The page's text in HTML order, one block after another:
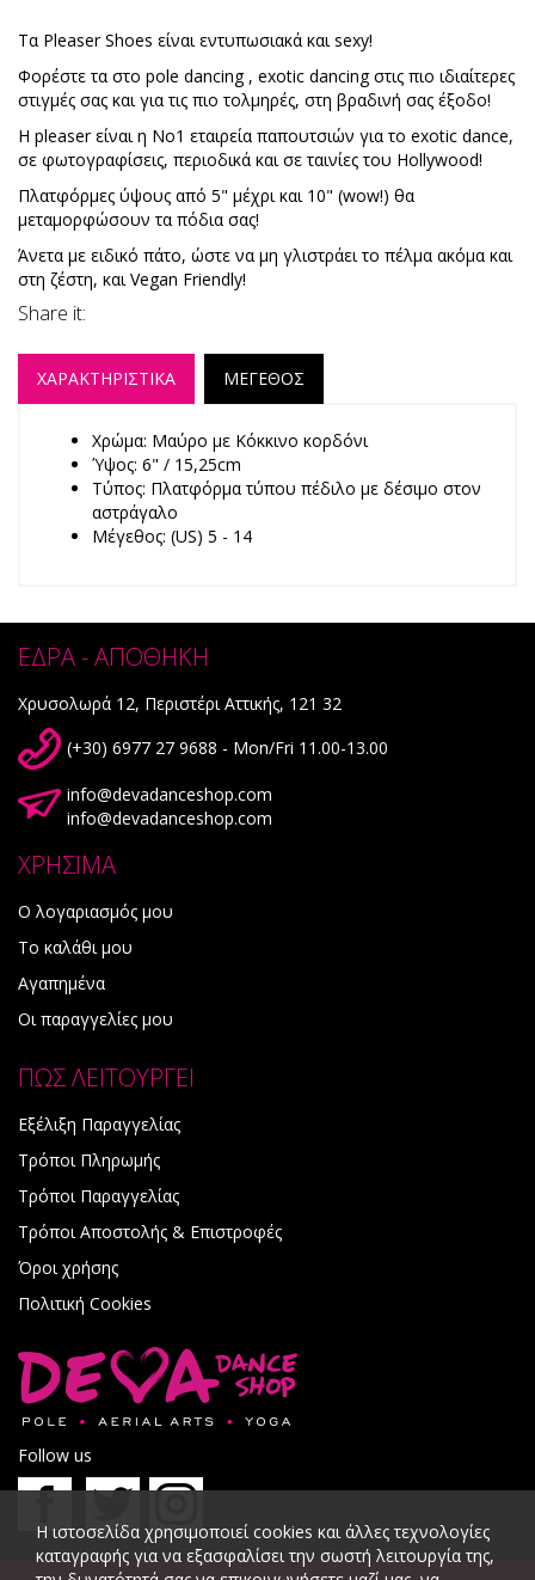
Τα Pleaser Shoes είναι εντυπωσιακά και sexy!
Φορέστε τα στο pole dancing , exotic dancing στις πιο ιδιαίτερες
στιγμές σας και για τις πιο τολμηρές, στη βραδινή σας έξοδο!
Η pleaser είναι η No1 εταιρεία παπουτσιών για το exotic dance,
σε φωτογραφίσεις, περιοδικά και σε ταινίες του Hollywood!
Πλατφόρμες ύψους από 5" μέχρι και 10" (wow!) θα
μεταμορφώσουν τα πόδια σας!
Άνετα με ειδικό πάτο, ώστε να μη γλιστράει το πέλμα ακόμα και
στη ζέστη, και Vegan Friendly!
Share it:
ΧΑΡΑΚΤΗΡΙΣΤΙΚΑ ΜΕΓΕΘΟΣ
Χρώμα: Μαύρο με Κόκκινο κορδόνι
Ύψος: 6" / 15,25cm
Τύπος: Πλατφόρμα τύπου πέδιλο με δέσιμο στον
αστράγαλο
Μέγεθος: (US) 5 - 14
ΕΔΡΑ - ΑΠΟΘΗΚΗ
Χρυσολωρά 12, Περιστέρι Αττικής, 121 32
(+30) 6977 27 9688 - Mon/Fri 11.00-13.00
info@devadanceshop.com
info@devadanceshop.com
ΧΡΗΣΙΜΑ
Ο λογαριασμός μου
Το καλάθι μου
Αγαπημένα
Οι παραγγελίες μου
ΠΩΣ ΛΕΙΤΟΥΡΓΕΙ
Εξέλιξη Παραγγελίας
Τρόποι Πληρωμής
Τρόποι Παραγγελίας
Τρόποι Αποστολής & Επιστροφές
Όροι χρήσης
Πολιτική Cookies
Follow us
Η ιστοσελίδα χρησιμοποιεί cookies και άλλες τεχνολογίες
καταγραφής για να εξασφαλίσει την σωστή λειτουργία της,